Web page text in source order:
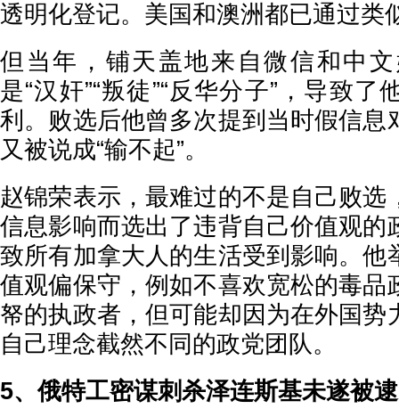
透明化登记。美国和澳洲都已通过类
但当年，铺天盖地来自微信和中
是“汉奸”“叛徒”“反华分子”，导致
利。败选后他曾多次提到当时假信息
又被说成“输不起”。
赵锦荣表示，最难过的不是自己败选
信息影响而选出了违背自己价值观的
致所有加拿大人的生活受到影响。他
值观偏保守，例如不喜欢宽松的毒品
帑的执政者，但可能却因为在外国势
自己理念截然不同的政党团队。
5、俄特工密谋刺杀泽连斯基未遂被逮